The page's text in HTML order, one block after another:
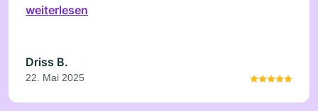
eingehalten, die Ausführung der Arbeiten erfolgt
weiterlesen
Driss B.
22. Mai 2025